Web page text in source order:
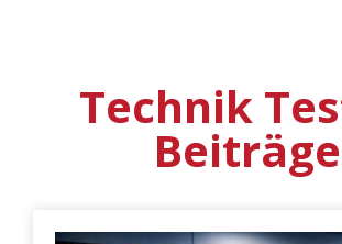
Technik
Beiträge